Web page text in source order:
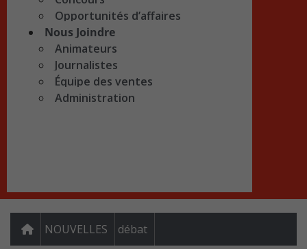
Opportunités d’affaires
Nous Joindre
Animateurs
Journalistes
Équipe des ventes
Administration
NOUVELLES débat